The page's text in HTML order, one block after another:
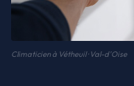
Climaticien à Vétheuil · Val-d'Oise